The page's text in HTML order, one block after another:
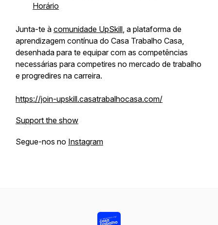
Horário
Junta-te à comunidade UpSkill, a plataforma de
aprendizagem contínua do Casa Trabalho Casa,
desenhada para te equipar com as competências
necessárias para competires no mercado de trabalho
e progredires na carreira.
https://join-upskill.casatrabalhocasa.com/
Support the show
Segue-nos no Instagram